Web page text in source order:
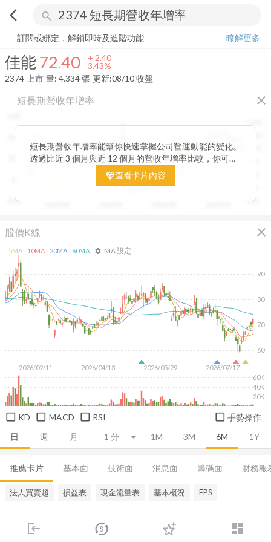
arrow_back_ios search
login dashboard
市場 登入
佳能 72.40+ 3.43%
訂閱或綁定，解鎖即時及進階功能
瞭解更多
佳能72.40 + 2.40
3.43%
2374 上市 量: 4,334張 更新:08/10 收盤
短長期營收年增率 close
200
-20%
短長期營收年增率能幫你快速掌握公司營運動能的變化。
透過比近 3 個月與近 12 個月的營收年增率比較，你可以
一眼看出短期成長是否延續長期趨勢。當短期營收增速開
始超越長期平均，往往代表公司業績正加速向上；反之，
查看卡片內容
股價K線 close
日 週 月 1M 3M 6M 1Y
2026/02/11 2026/04/13 2026/05/29 2026/07/17
60
70
80
90
20K
40K
60K
5MA: 10MA: 20MA: 60MA: settings MA 設定
KD MACD RSI 手勢操作
推薦卡片 基本面 技術面 消息面 籌碼面 財務報
法人買賣超 損益表 現金流量表 基本概況 EPS